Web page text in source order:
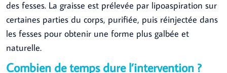
des fesses. La graisse est prélevée par lipoaspiration sur
certaines parties du corps, purifiée, puis réinjectée dans
les fesses pour obtenir une forme plus galbée et
naturelle.
Combien de temps dure l’intervention ?